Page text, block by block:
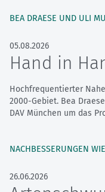
BEA DRAESE UND ULI
05.08.2026
Hand in
Hochfrequentierter
2000-Gebiet. Bea
DAV München um das
NACHBESSERUNGEN
26.06.2026